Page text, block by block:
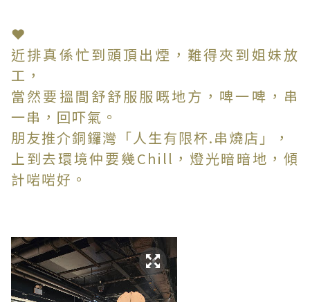
❤
近排真係忙到頭頂出煙，難得夾到姐妹放
工，
當然要搵間舒舒服服嘅地方，啤一啤，串
一串，回吓氣。
朋友推介銅鑼灣「人生有限杯.串燒店」，
上到去環境仲要幾Chill，燈光暗暗地，傾
計啱啱好。